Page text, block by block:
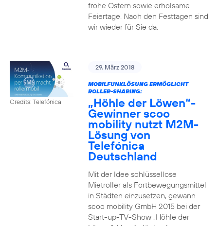
frohe Ostern sowie erholsame
Feiertage. Nach den Festtagen sind
wir wieder für Sie da.
Credits: Telefónica
29. März 2018
MOBILFUNKLÖSUNG ERMÖGLICHT
ROLLER-SHARING:
„Höhle der Löwen“-
Gewinner scoo
mobility nutzt M2M-
Lösung von
Telefónica
Deutschland
Mit der Idee schlüssellose
Mietroller als Fortbewegungsmittel
in Städten einzusetzen, gewann
scoo mobility GmbH 2015 bei der
Start-up-TV-Show „Höhle der